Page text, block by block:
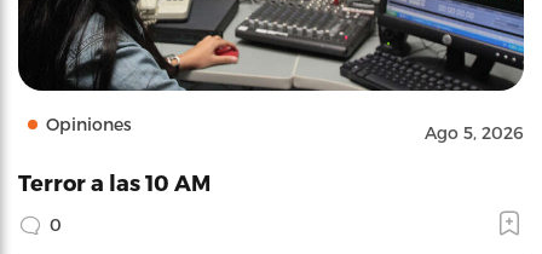
Opiniones Ago 5, 2026
Terror a las 10 AM
0